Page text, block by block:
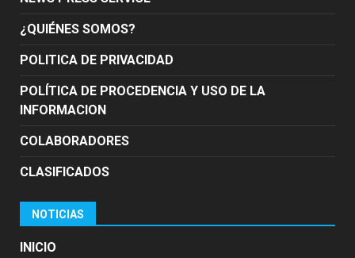
¿QUIÉNES SOMOS?
POLITICA DE PRIVACIDAD
POLÍTICA DE PROCEDENCIA Y USO DE LA
INFORMACION
COLABORADORES
CLASIFICADOS
NOTICIAS
INICIO